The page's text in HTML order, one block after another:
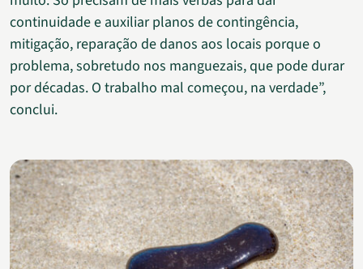
continuidade e auxiliar planos de contingência,
mitigação, reparação de danos aos locais porque o
problema, sobretudo nos manguezais, que pode durar
por décadas. O trabalho mal começou, na verdade”,
conclui.